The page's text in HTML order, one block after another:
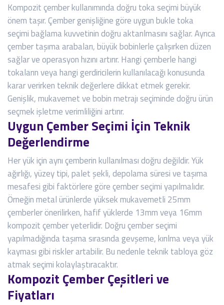
Kompozit çember kullanımında doğru toka seçimi büyük
önem taşır. Çember genişliğine göre uygun bukle toka
seçimi bağlama kuvvetinin doğru aktarılmasını sağlar. Ayrıca
çember taşıma arabaları, büyük bobinlerle çalışırken düzen
sağlar ve operasyon hızını artırır. Hangi çemberle hangi
tokaların veya hangi gerdiricilerin kullanılacağı konusunda
karar verirken teknik değerlere dikkat etmek gerekir.
Genişlik, mukavemet ve bobin metrajı seçiminde doğru ürün
seçmek işletme verimliliğini artırır.
Uygun Çember Seçimi İçin Teknik
Değerlendirme
Her yük için aynı çemberin kullanılması doğru değildir. Yük
ağırlığı, yüzey tipi, palet şekli, depolama süresi ve taşıma
mesafesi gibi faktörlere göre çember seçimi yapılmalıdır.
Örneğin metal ürünlerde yüksek mukavemetli 25mm
çemberler önerilirken, hafif yüklerde 13mm veya 16mm
kompozit çember yeterlidir. Doğru çember seçimi
yapılmadığında taşıma sırasında gevşeme, kırılma veya yük
kayması gibi riskler artabilir. Bu nedenle teknik tabloya göz
atmak seçimi kolaylaştıracaktır.
Kompozit Çember Çeşitleri ve
Fiyatları